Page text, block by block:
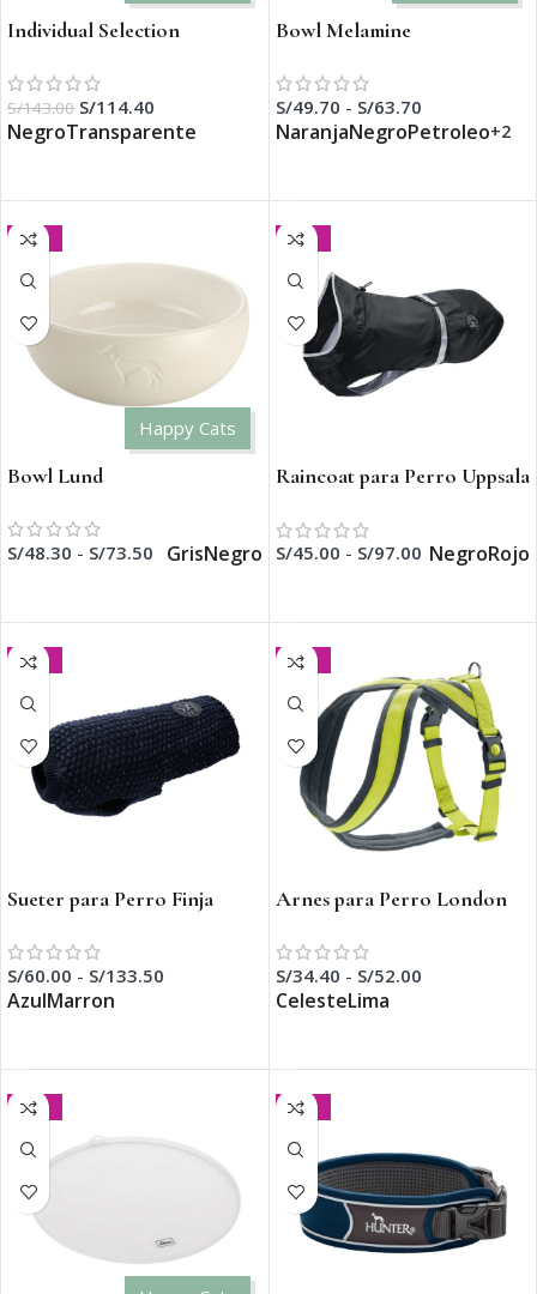
Individual Selection
S/143.00 S/114.40
NegroTransparente
Bowl Melamine
S/49.70 - S/63.70
NaranjaNegroPetroleo+2
Happy Cats
-30%
Bowl Lund
S/48.30 - S/73.50 GrisNegro
-50%
Raincoat para Perro Uppsala
S/45.00 - S/97.00 NegroRojo
-50%
Sueter para Perro Finja
S/60.00 - S/133.50
AzulMarron
-20%
Arnes para Perro London
S/34.40 - S/52.00
CelesteLima
-20% -20%